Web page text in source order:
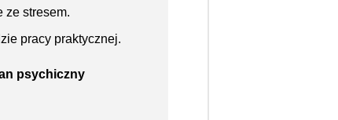
ze stresem.
pracy praktycznej.
psychiczny